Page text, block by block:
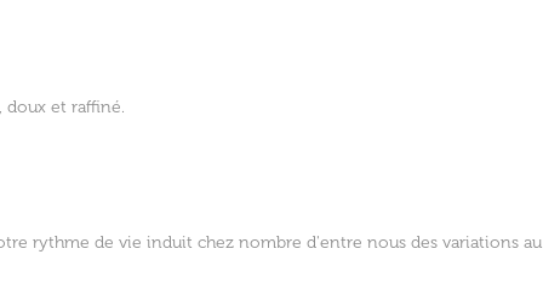
doux et raffiné.
rythme de vie induit chez nombre d'entre nous des variations au